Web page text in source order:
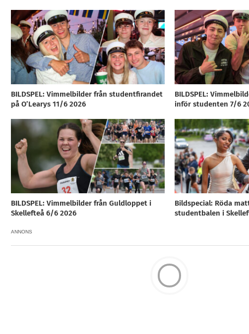
BILDSPEL: Vimmelbilder från studentfirandet
på O’Learys 11/6 2026
BILDSPEL:
inför studenten 7/6
BILDSPEL: Vimmelbilder från Guldloppet i
Skellefteå 6/6 2026
Bildspecial: Röda
studentbalen i
ANNONS